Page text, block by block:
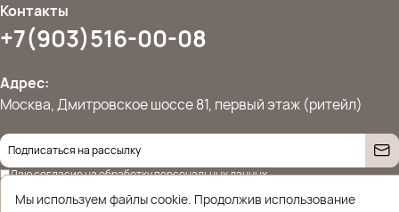
Контакты
+7(903)516-00-08
Адрес:
Москва, Дмитровское шоссе 81, первый этаж (ритейл)
Даю согласие наобработку персональных данных
Политика конфиденциальности
Мы используем файлы cookie. Продолжив использование